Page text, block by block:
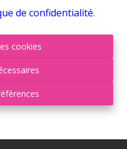
de confidentialité.
cookies